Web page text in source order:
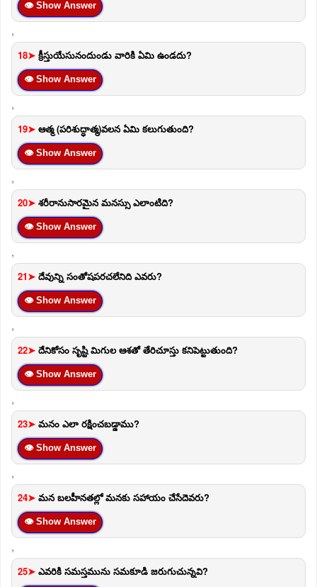
👁 Show Answer
,
18➤ క్రీస్తుయేసునందుండు వారికి ఏమి ఉండదు?
👁 Show Answer
,
19➤ ఆత్మ (పరిశుద్ధాత్మ)వలన ఏమి కలుగుతుంది?
👁 Show Answer
,
20➤ శరీరానుసారమైన మనస్సు ఎలాంటిది?
👁 Show Answer
,
21➤ దేవున్ని సంతోషపరచలేనిది ఎవరు?
👁 Show Answer
,
22➤ దేనికోసం సృష్టి మిగుల ఆశతో తేరిచూస్తు కనిపెట్టుతుంది?
👁 Show Answer
,
23➤ మనం ఎలా రక్షించబడ్డాము?
👁 Show Answer
,
24➤ మన బలహీనతల్లో మనకు సహాయం చేసేదెవరు?
👁 Show Answer
,
25➤ ఎవరికి సమస్తమును సమకూడి జరుగుచున్నవి?